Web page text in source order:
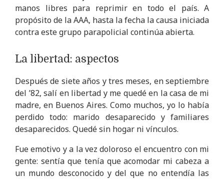
manos libres para reprimir en todo el país. A
propósito de la AAA, hasta la fecha la causa iniciada
contra este grupo parapolicial continúa abierta.
La libertad: aspectos
Después de siete años y tres meses, en septiembre
del ’82, salí en libertad y me quedé en la casa de mi
madre, en Buenos Aires. Como muchos, yo lo había
perdido todo: marido desaparecido y familiares
desaparecidos. Quedé sin hogar ni vínculos.
Fue emotivo y a la vez doloroso el encuentro con mi
gente: sentía que tenía que acomodar mi cabeza a
un mundo desconocido y del que no entendía las